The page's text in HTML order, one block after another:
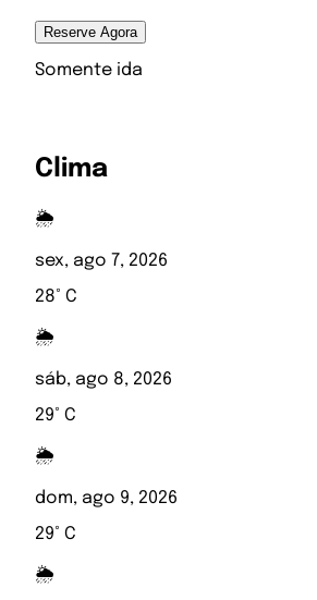
Reserve Agora
Somente ida
Clima
🌦️
sex, ago 7, 2026
28° C
🌦️
sáb, ago 8, 2026
29° C
🌦️
dom, ago 9, 2026
29° C
🌦️